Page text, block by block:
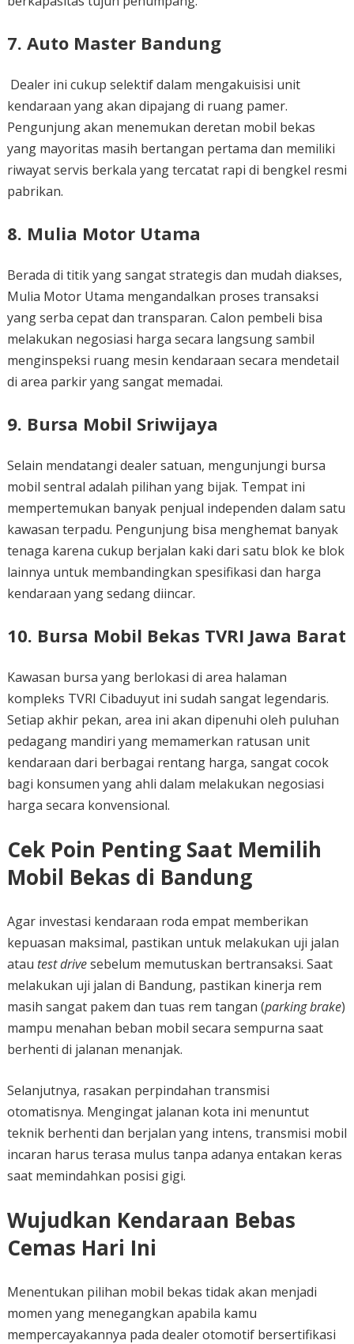
7. Auto Master Bandung
Dealer ini cukup selektif dalam mengakuisisi unit
kendaraan yang akan dipajang di ruang pamer.
Pengunjung akan menemukan deretan mobil bekas
yang mayoritas masih bertangan pertama dan memiliki
riwayat servis berkala yang tercatat rapi di bengkel resmi
pabrikan.
8. Mulia Motor Utama
Berada di titik yang sangat strategis dan mudah diakses,
Mulia Motor Utama mengandalkan proses transaksi
yang serba cepat dan transparan. Calon pembeli bisa
melakukan negosiasi harga secara langsung sambil
menginspeksi ruang mesin kendaraan secara mendetail
di area parkir yang sangat memadai.
9. Bursa Mobil Sriwijaya
Selain mendatangi dealer satuan, mengunjungi bursa
mobil sentral adalah pilihan yang bijak. Tempat ini
mempertemukan banyak penjual independen dalam satu
kawasan terpadu. Pengunjung bisa menghemat banyak
tenaga karena cukup berjalan kaki dari satu blok ke blok
lainnya untuk membandingkan spesifikasi dan harga
kendaraan yang sedang diincar.
10. Bursa Mobil Bekas TVRI Jawa Barat
Kawasan bursa yang berlokasi di area halaman
kompleks TVRI Cibaduyut ini sudah sangat legendaris.
Setiap akhir pekan, area ini akan dipenuhi oleh puluhan
pedagang mandiri yang memamerkan ratusan unit
kendaraan dari berbagai rentang harga, sangat cocok
bagi konsumen yang ahli dalam melakukan negosiasi
harga secara konvensional.
Cek Poin Penting Saat Memilih
Mobil Bekas di Bandung
Agar investasi kendaraan roda empat memberikan
kepuasan maksimal, pastikan untuk melakukan uji jalan
atau test drivesebelum memutuskan bertransaksi. Saat
melakukan uji jalan di Bandung, pastikan kinerja rem
masih sangat pakem dan tuas rem tangan (parking brake)
mampu menahan beban mobil secara sempurna saat
berhenti di jalanan menanjak.
Selanjutnya, rasakan perpindahan transmisi
otomatisnya. Mengingat jalanan kota ini menuntut
teknik berhenti dan berjalan yang intens, transmisi mobil
incaran harus terasa mulus tanpa adanya entakan keras
saat memindahkan posisi gigi.
Wujudkan Kendaraan Bebas
Cemas Hari Ini
Menentukan pilihan mobil bekas tidak akan menjadi
momen yang menegangkan apabila kamu
mempercayakannya pada dealer otomotif bersertifikasi